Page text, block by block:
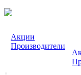
Акции
Производители